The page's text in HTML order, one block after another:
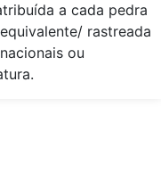
a cada pedra
rastreada
ou